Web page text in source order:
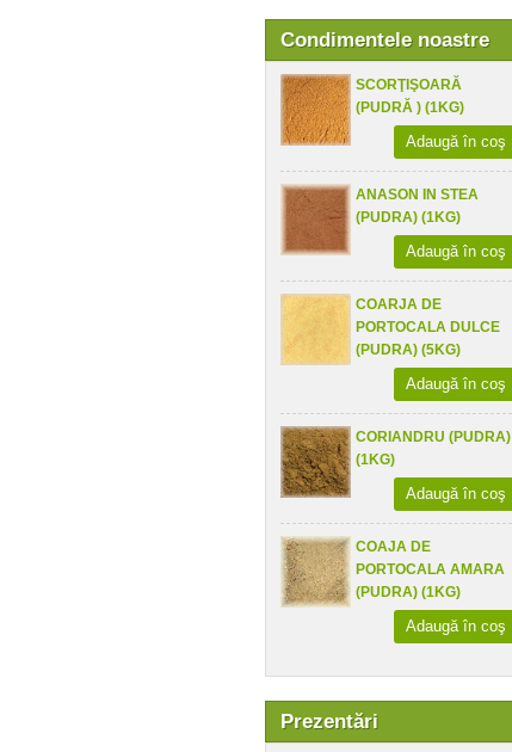
Condimentele noastre
SCORŢIŞOARĂ
(PUDRĂ ) (1KG)
Adaugă în coş
ANASON IN STEA
(PUDRA) (1KG)
Adaugă în coş
COARJA DE
PORTOCALA DULCE
(PUDRA) (5KG)
Adaugă în coş
CORIANDRU (PUDRA)
(1KG)
Adaugă în coş
COAJA DE
PORTOCALA AMARA
(PUDRA) (1KG)
Adaugă în coş
Prezentări